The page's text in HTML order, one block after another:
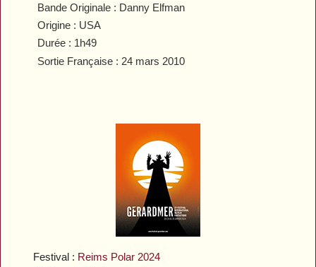
Festival : Reims Polar 2024
Bande Originale : Danny Elfman
Origine : USA
Durée : 1h49
Sortie Française : 24 mars 2010